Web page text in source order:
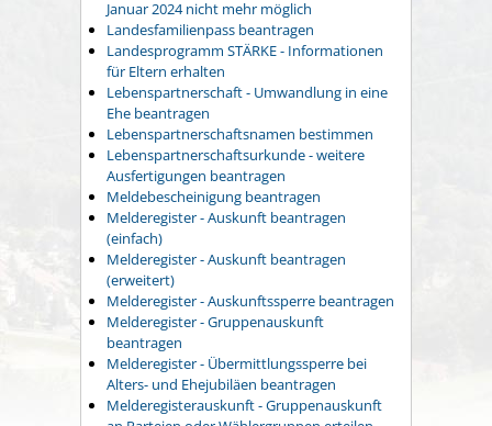
Januar 2024 nicht mehr möglich
Landesfamilienpass beantragen
Landesprogramm STÄRKE - Informationen
für Eltern erhalten
Lebenspartnerschaft - Umwandlung in eine
Ehe beantragen
Lebenspartnerschaftsnamen bestimmen
Lebenspartnerschaftsurkunde - weitere
Ausfertigungen beantragen
Meldebescheinigung beantragen
Melderegister - Auskunft beantragen
(einfach)
Melderegister - Auskunft beantragen
(erweitert)
Melderegister - Auskunftssperre beantragen
Melderegister - Gruppenauskunft
beantragen
Melderegister - Übermittlungssperre bei
Alters- und Ehejubiläen beantragen
Melderegisterauskunft - Gruppenauskunft